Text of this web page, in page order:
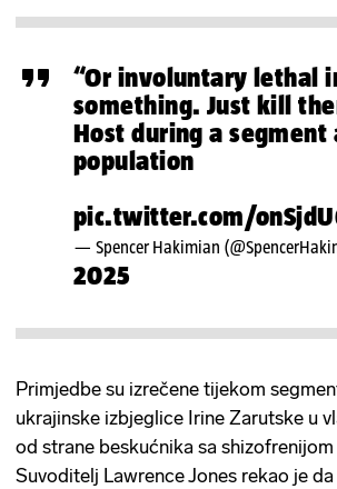
“Or involuntary lethal
something. Just kill
Host during a
population
pic.twitter.com/
— Spencer Hakimian
2025
Primjedbe su izrečene tijekom
ukrajinske izbjeglice Irine Zarutske u
od strane beskućnika sa
Suvoditelj Lawrence Jones rekao je